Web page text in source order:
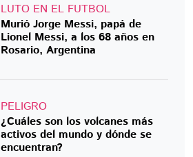
LUTO EN EL FUTBOL
Murió Jorge Messi, papá de
Lionel Messi, a los 68 años en
Rosario, Argentina
PELIGRO
¿Cuáles son los volcanes más
activos del mundo y dónde se
encuentran?